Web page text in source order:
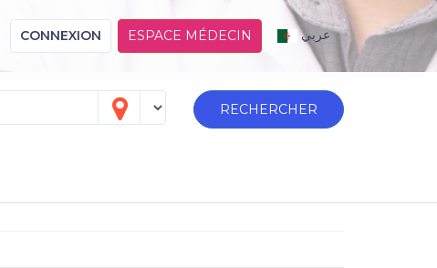
CONNEXION ESPACE MÉDECIN عربي
RECHERCHER